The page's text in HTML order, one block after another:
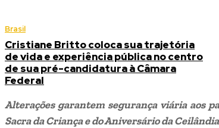
Brasil
Cristiane Britto coloca sua trajetória
de vida e experiência pública no centro
de sua pré-candidatura à Câmara
Federal
Alterações garantem segurança viária aos
Sacra da Criança e do Aniversário da Ceilândia